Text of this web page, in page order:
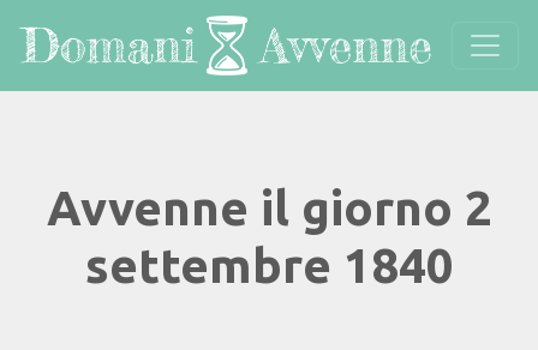
Avvenne il giorno 2
settembre 1840